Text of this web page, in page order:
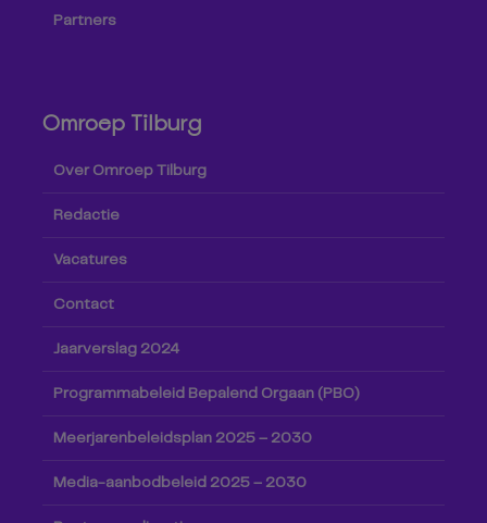
Partners
Omroep Tilburg
Over Omroep Tilburg
Redactie
Vacatures
Contact
Jaarverslag 2024
Programmabeleid Bepalend Orgaan (PBO)
Meerjarenbeleidsplan 2025 – 2030
Media-aanbodbeleid 2025 – 2030